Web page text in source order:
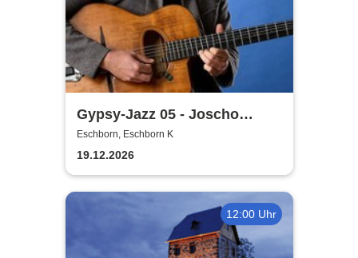
Gypsy-Jazz 05 - Joscho
Stephan trifft Tony Lakatos
Eschborn, Eschborn K
19.12.2026
12:00 Uhr